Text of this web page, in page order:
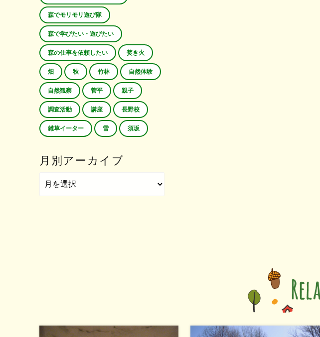
森でモリモリ遊び隊
森で学びたい・遊びたい
森の仕事を依頼したい 焚き火
畑 秋 竹林 自然体験
自然観察 菅平 親子
調査活動 講座 長野校
雑草イーター 雪 須坂
月別アーカイブ